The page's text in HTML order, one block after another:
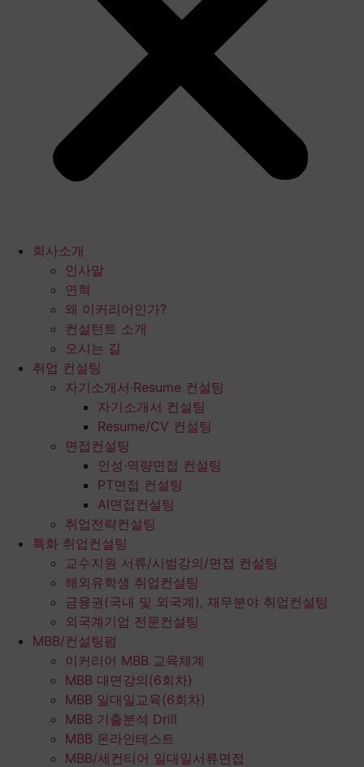
회사소개
인사말
연혁
왜 이커리어인가?
컨설턴트 소개
오시는 길
취업 컨설팅
자기소개서·Resume 컨설팅
자기소개서 컨설팅
Resume/CV 컨설팅
면접컨설팅
인성·역량면접 컨설팅
PT면접 컨설팅
AI면접컨설팅
취업전략컨설팅
특화 취업컨설팅
교수지원 서류/시범강의/면접 컨설팅
해외유학생 취업컨설팅
금융권(국내 및 외국계), 재무분야 취업컨설팅
외국계기업 전문컨설팅
MBB/컨설팅펌
이커리어 MBB 교육체계
MBB 대면강의(6회차)
MBB 일대일교육(6회차)
MBB 기출분석 Drill
MBB 온라인테스트
MBB/세컨티어 일대일서류면접